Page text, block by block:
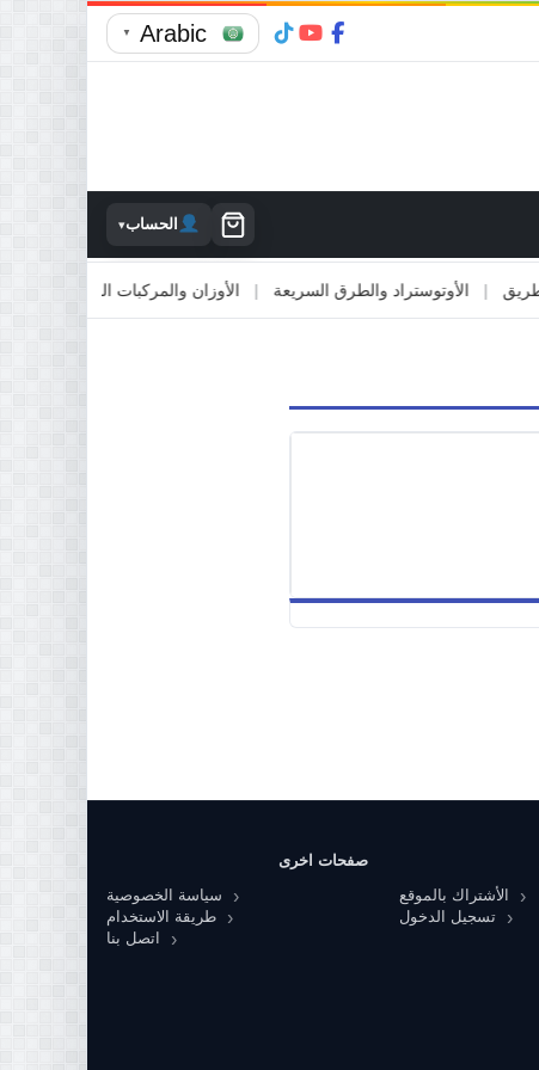
Arabic
▼
الحساب▾
| الأوتوستراد والطرق السريعة | الأوزان والمركبات المقطورة
الأشتراك بالموقع
تسجيل الدخول
صفحات اخرى
سياسة الخصوصية
طريقة الاستخدام
اتصل بنا